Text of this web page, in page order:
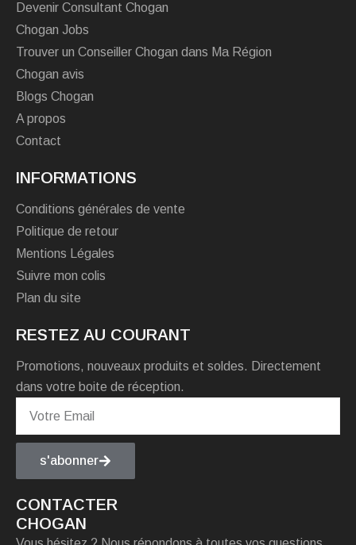
Devenir Consultant Chogan
Chogan Jobs
Trouver un Conseiller Chogan dans Ma Région
Chogan avis
Blogs Chogan
A propos
Contact
INFORMATIONS
Conditions générales de vente
Politique de retour
Mentions Légales
Suivre mon colis
Plan du site
RESTEZ AU COURANT
Promotions, nouveaux produits et soldes. Directement
dans votre boite de réception.
s'abonner
CONTACTER
CHOGAN